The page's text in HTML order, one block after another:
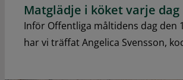
Matglädje i köket varje dag
Inför Offentliga måltidens dag den
har vi träffat Angelica Svensson,